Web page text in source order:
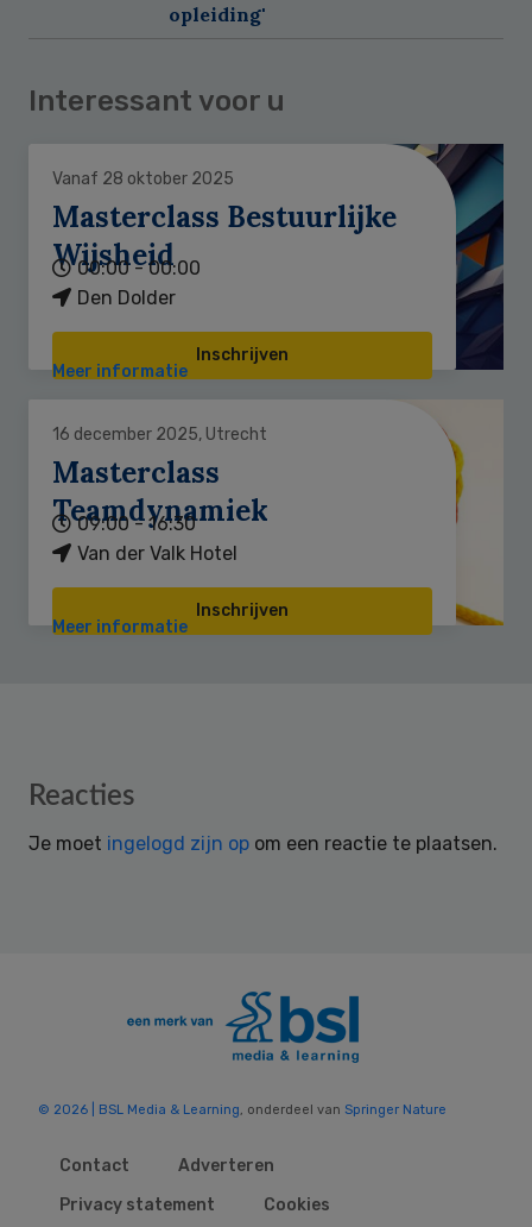
opleiding'
Interessant voor u
Vanaf 28 oktober 2025
Masterclass Bestuurlijke
Wijsheid
00:00 - 00:00
Den Dolder
Inschrijven
Meer informatie
16 december 2025, Utrecht
Masterclass
Teamdynamiek
09:00 - 16:30
Van der Valk Hotel
Inschrijven
Meer informatie
Reader
Reacties
Je moet ingelogd zijn op om een reactie te plaatsen.
© 2026 | BSL Media & Learning , onderdeel van Springer Nature
Contact
Adverteren
Privacy statement
Cookies